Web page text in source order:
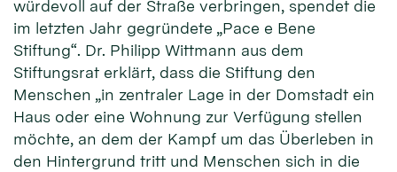
würdevoll auf der Straße verbringen, spendet die
im letzten Jahr gegründete „Pace e Bene
Stiftung“. Dr. Philipp Wittmann aus dem
Stiftungsrat erklärt, dass die Stiftung den
Menschen „in zentraler Lage in der Domstadt ein
Haus oder eine Wohnung zur Verfügung stellen
möchte, an dem der Kampf um das Überleben in
den Hintergrund tritt und Menschen sich in die